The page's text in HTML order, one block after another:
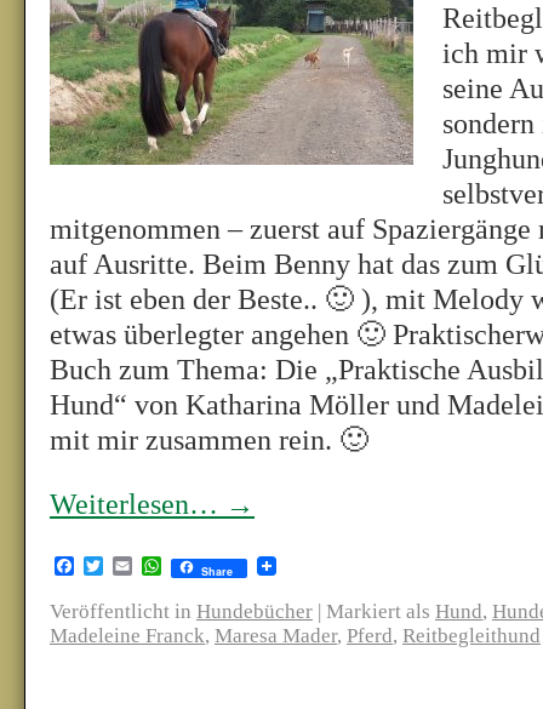
ich mir
seine
mitgenommen – zuerst auf
auf Ausritte. Beim Benny hat das zum
(Er ist eben der Beste.. 🙂 ), mit Melody
etwas überlegter angehen 🙂
Buch zum Thema: Die „Praktische
Hund“ von Katharina Möller und
mit mir zusammen rein. 🙂
Weiterlesen… →
Facebook
TwitterEmailWhatsApp
Share
Veröffentlicht in Hundebücher | Markiert als Hund,
Madeleine Franck, Maresa Mader, Pferd, Reitbegleithund